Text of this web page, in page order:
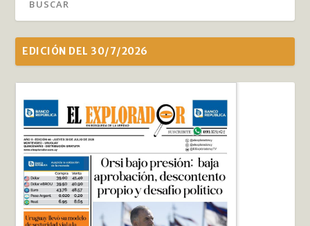
EDICIÓN DEL 30/7/2026